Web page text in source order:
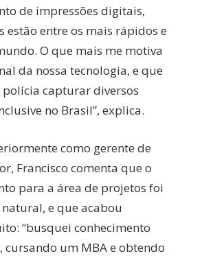
de impressões digitais,
estão entre os mais rápidos e
O que mais me motiva
da nossa tecnologia, e que
capturar diversos
no Brasil”, explica.
como gerente de
Francisco comenta que o
para a área de projetos foi
e que acabou
“busquei conhecimento
cursando um MBA e obtendo